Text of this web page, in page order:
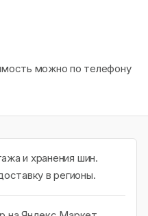
можно по телефону
и хранения шин.
в регионы.